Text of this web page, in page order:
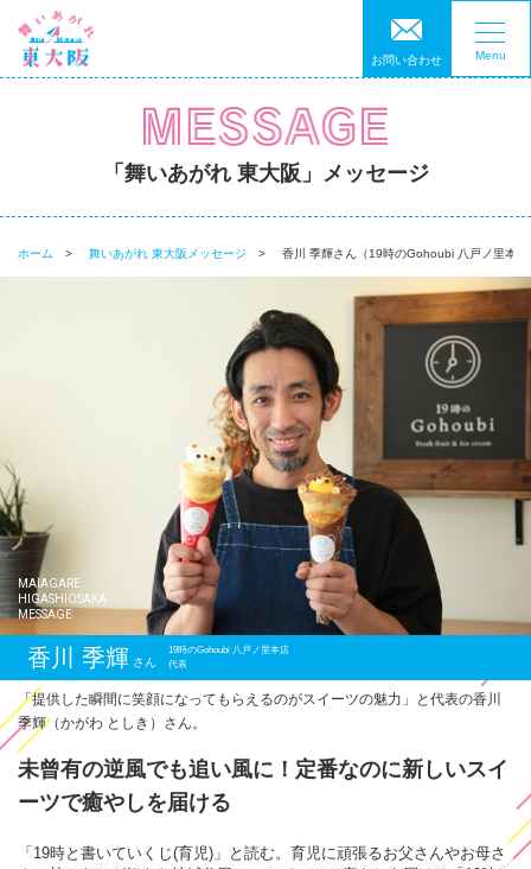
お問い合わせ Menu
「舞いあがれ 東大阪」メッセージ
ホーム 舞いあがれ 東大阪メッセージ 香川 季輝さん（19時のGohoubi 八戸ノ里本店
MAIAGARE
HIGASHIOSAKA
MESSAGE
香川 季輝 さん
19時のGohoubi 八戸ノ里本店
代表
「提供した瞬間に笑顔になってもらえるのがスイーツの魅力」と代表の香川
季輝（かがわ としき）さん。
未曾有の逆風でも追い風に！ 定番なのに新しいスイ
ーツで癒やしを届ける
「19時と書いていくじ(育児)」と読む。育児に頑張るお父さんやお母さ